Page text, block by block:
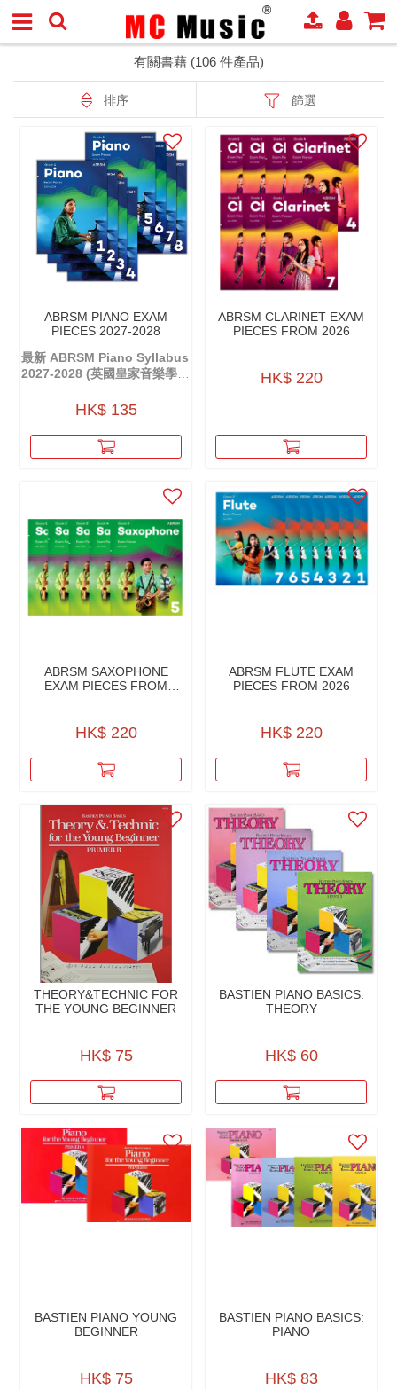
有關書藉 (106 件產品)
排序 篩選
ABRSM PIANO EXAM
PIECES 2027-2028
最新 ABRSM Piano Syllabus
2027-2028 (英國皇家音樂學院
HK$ 135
ABRSM CLARINET EXAM
PIECES FROM 2026
HK$ 220
ABRSM SAXOPHONE
EXAM PIECES FROM
HK$ 220
ABRSM FLUTE EXAM
PIECES FROM 2026
HK$ 220
THEORY&TECHNIC FOR
THE YOUNG BEGINNER
HK$ 75
BASTIEN PIANO BASICS:
THEORY
HK$ 60
BASTIEN PIANO YOUNG
BEGINNER
HK$ 75
BASTIEN PIANO BASICS:
PIANO
HK$ 83